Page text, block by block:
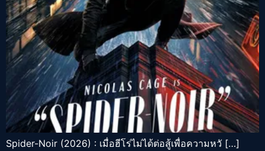
Spider-Noir (2026) : เมื่อฮีโร่ไม่ได้ต่อสู้เพื่อความหวั […]